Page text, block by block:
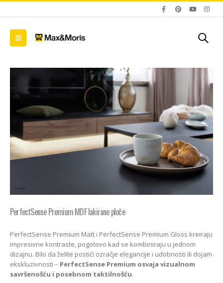
PerfectSense Premium MDF lakirane ploče
PerfectSense Premium Matt i PerfectSense Premium Gloss kreiraju
impresivne kontraste, pogotovo kad se kombiniraju u jednom
dizajnu. Bilo da želite postići ozračje elegancije i udobnosti ili dojam
ekskluzivnosti – PerfectSense Premium osvaja vizualnom
savršenošću i posebnom taktilnošću.